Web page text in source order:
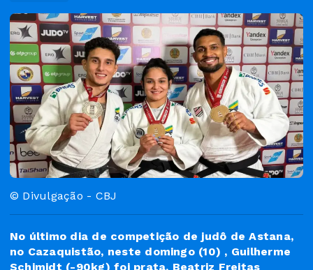
© Divulgação - CBJ
No último dia de competição de judô de Astana,
no Cazaquistão, neste domingo (10) , Guilherme
Schimidt (-90kg) foi prata, Beatriz Freitas